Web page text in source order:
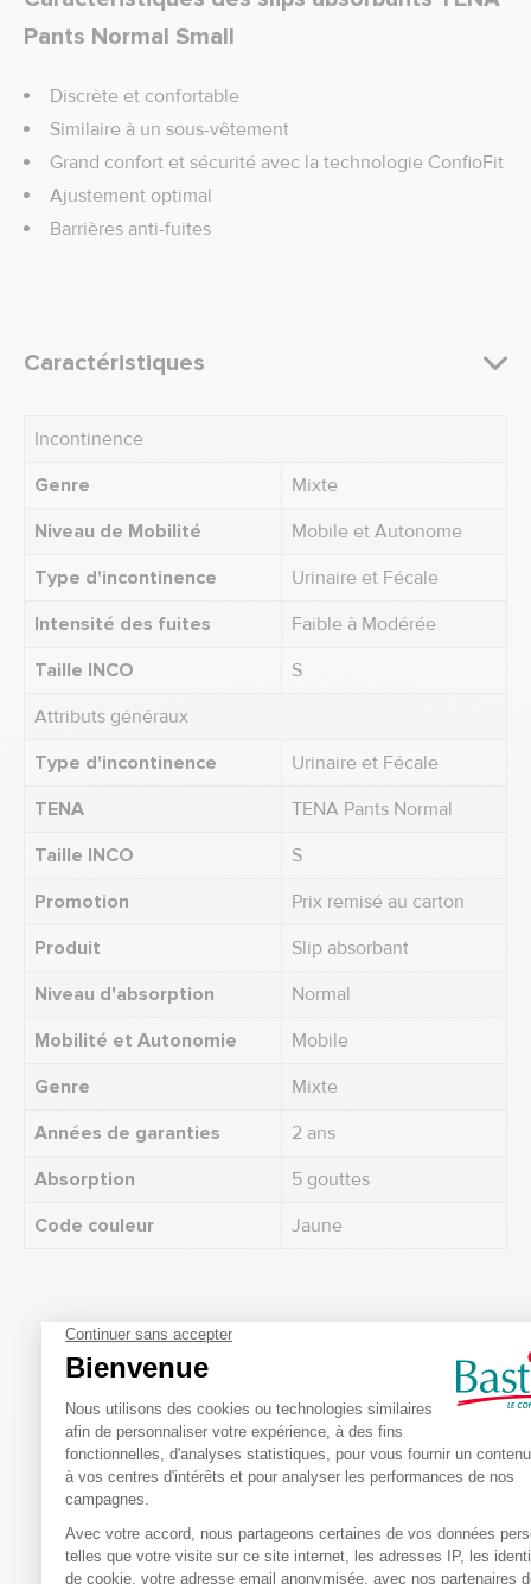
Caractéristiques
Incontinence
Genre
Mixte
Niveau de Mobilité
Mobile et Autonome
Type d'incontinence
Urinaire et Fécale
Intensité des fuites
Faible à Modérée
Taille INCO
S
Attributs généraux
Type d'incontinence
Urinaire et Fécale
TENA
TENA Pants Normal
Taille INCO
S
Promotion
Prix remisé au carton
Produit
Slip absorbant
Niveau d'absorption
Normal
Mobilité et Autonomie
Mobile
Genre
Mixte
Années de garanties
2 ans
Absorption
5 gouttes
Code couleur
Jaune
Pants Normal Small
Discrète et confortable
Similaire à un sous-vêtement
Grand confort et sécurité avec la technologie ConfioFit
Ajustement optimal
Barrières anti-fuites
Produits complémentaires